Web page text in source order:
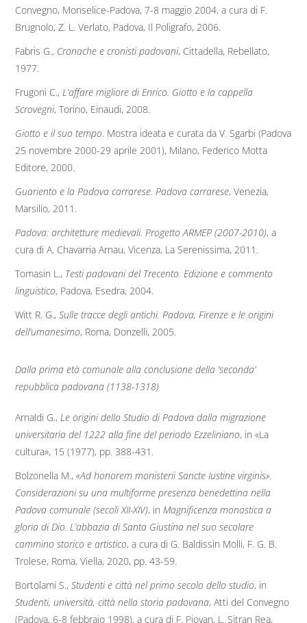
Convegno, Monselice-Padova, 7-8 maggio 2004, a cura di F.
Brugnolo, Z. L. Verlato, Padova, Il Poligrafo, 2006.
Fabris G., Cronache e cronisti padovani, Cittadella, Rebellato,
1977.
Frugoni C., L’affare migliore di Enrico. Giotto e la cappella
Scrovegni, Torino, Einaudi, 2008.
Giotto e il suo tempo. Mostra ideata e curata da V. Sgarbi (Padova
25 novembre 2000-29 aprile 2001), Milano, Federico Motta
Editore, 2000.
Guariento e la Padova carrarese. Padova carrarese, Venezia,
Marsilio, 2011.
Padova: architetture medievali. Progetto ARMEP (2007-2010), a
cura di A. Chavarria Arnau, Vicenza, La Serenissima, 2011.
Tomasin L., Testi padovani del Trecento. Edizione e commento
linguistico, Padova, Esedra, 2004.
Witt R. G., Sulle tracce degli antichi. Padova, Firenze e le origini
dell’umanesimo, Roma, Donzelli, 2005.
Dalla prima età comunale alla conclusione della ‘seconda’
repubblica padovana (1138-1318)
Arnaldi G., Le origini dello Studio di Padova dalla migrazione
universitaria del 1222 alla fine del periodo Ezzeliniano, in «La
cultura», 15 (1977), pp. 388-431.
Bolzonella M.,«Ad honorem monisterii Sancte Iustine virginis».
Considerazioni su una multiforme presenza benedettina nella
Padova comunale (secoli XII-XIV), in Magnificenza monastica a
gloria di Dio. L’abbazia di Santa Giustina nel suo secolare
cammino storico e artistico, a cura di G. Baldissin Molli, F. G. B.
Trolese, Roma, Viella, 2020, pp. 43-59.
Bortolami S., Studenti e città nel primo secolo dello studio, in
Studenti, università, città nella storia padovana, Atti del Convegno
(Padova, 6-8 febbraio 1998), a cura di F. Piovan, L. Sitran Rea,